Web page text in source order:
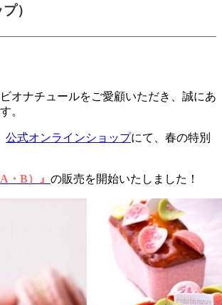
）
オナチュールをご愛顧いただき、誠にあ
。
公式オンラインショップにて、春の特別
・B）』 の販売を開始いたしました！